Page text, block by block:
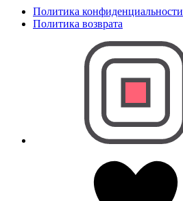
Политика конфиденциальности
Политика возврата